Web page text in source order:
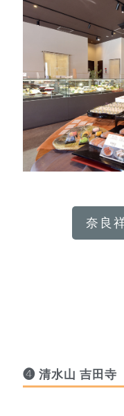
奈良
❹ 清水山 吉田寺